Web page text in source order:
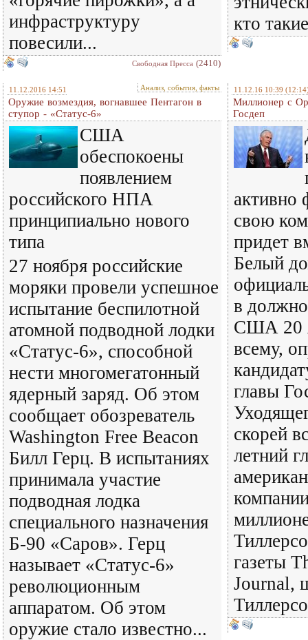
инфраструктуру
повесили...
Свободная Пресса (2410)
кто
11.12.2016 14:51 Анализ, события, факты
Оружие возмездия, вогнавшее Пентагон в
ступор - «Статус-6»
США
обеспокоены
появлением
российского НПА
принципиально нового
типа
27 ноября российские
моряки провели успешное
испытание беспилотной
атомной подводной лодки
«Статус-6», способной
нести многомегатонный
ядерный заряд. Об этом
сообщает обозреватель
Washington Free Beacon
Билл Герц. В испытаниях
принимала участие
подводная лодка
специального назначения
Б-90 «Саров». Герц
называет «Статус-6»
революционным
аппаратом. Об этом
оружие стало известно...
11.12.16 10:39
Миллионер с
Госдеп
активно
свою
придет
Белый
в
США 20
всему,
главы
скорей
летний
газеты
Journal,